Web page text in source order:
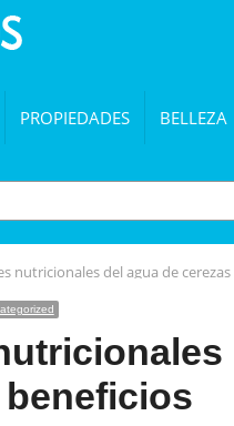
PROPIEDADES BELLEZA
nutricionales del agua de